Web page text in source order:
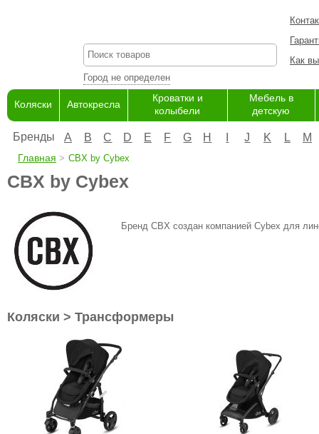
Город не определен
Как
Коляски Автокресла
Кроватки и
колыбели
Мебель в
детскую
Бренды A B C D E F G H J K L M
Главная CBX by Cybex
CBX by Cybex
Бренд CBX создан компанией Cybex для
Коляски > Трансформеры